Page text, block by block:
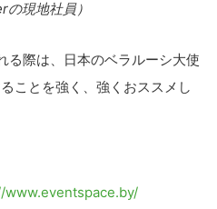
の現地社員）
る際は、日本のベラルーシ大使
ことを強く、強くおススメし
www.eventspace.by/